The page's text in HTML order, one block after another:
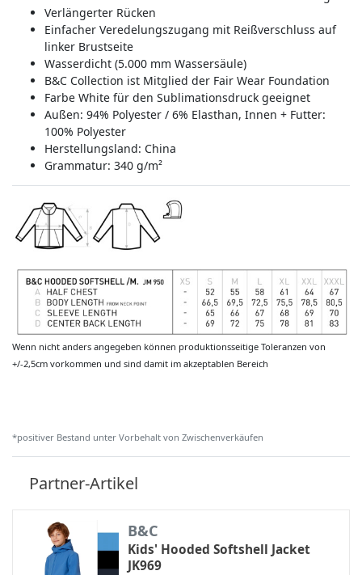
Verlängerter Rücken
Einfacher Veredelungszugang mit Reißverschluss auf
linker Brustseite
Wasserdicht (5.000 mm Wassersäule)
B&C Collection ist Mitglied der Fair Wear Foundation
Farbe White für den Sublimationsdruck geeignet
Außen: 94% Polyester / 6% Elasthan, Innen + Futter:
100% Polyester
Herstellungsland: China
Grammatur: 340 g/m²
Wenn nicht anders angegeben können produktionsseitige Toleranzen von
+/-2,5cm vorkommen und sind damit im akzeptablen Bereich
*positiver Bestand unter Vorbehalt von Zwischenverkäufen
Partner-Artikel
B&C
Kids' Hooded Softshell Jacket
JK969